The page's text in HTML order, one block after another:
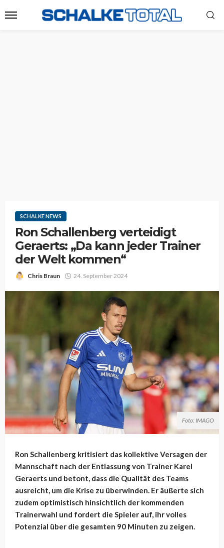
SCHALKE NEWS
Ron Schallenberg verteidigt
Geraerts: „Da kann jeder Trainer
der Welt kommen“
Chris Braun 24. September 2024
Foto: IMAGO
Ron Schallenberg kritisiert das kollektive Versagen der
Mannschaft nach der Entlassung von Trainer Karel
Geraerts und betont, dass die Qualität des Teams
ausreicht, um die Krise zu überwinden. Er äußerte sich
zudem optimistisch hinsichtlich der kommenden
Trainerwahl und fordert die Spieler auf, ihr volles
Potenzial über die gesamten 90 Minuten zu zeigen.